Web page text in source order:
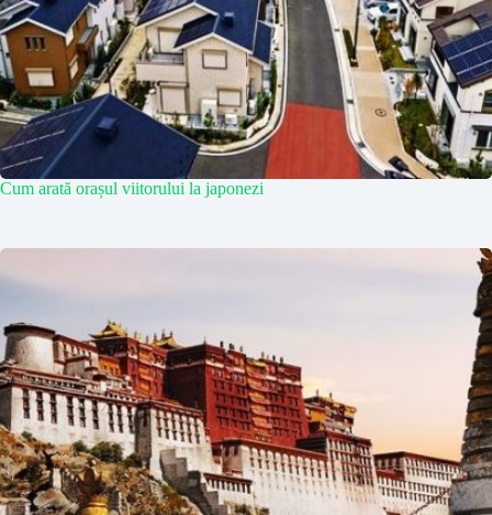
Cum arată orașul viitorului la japonezi